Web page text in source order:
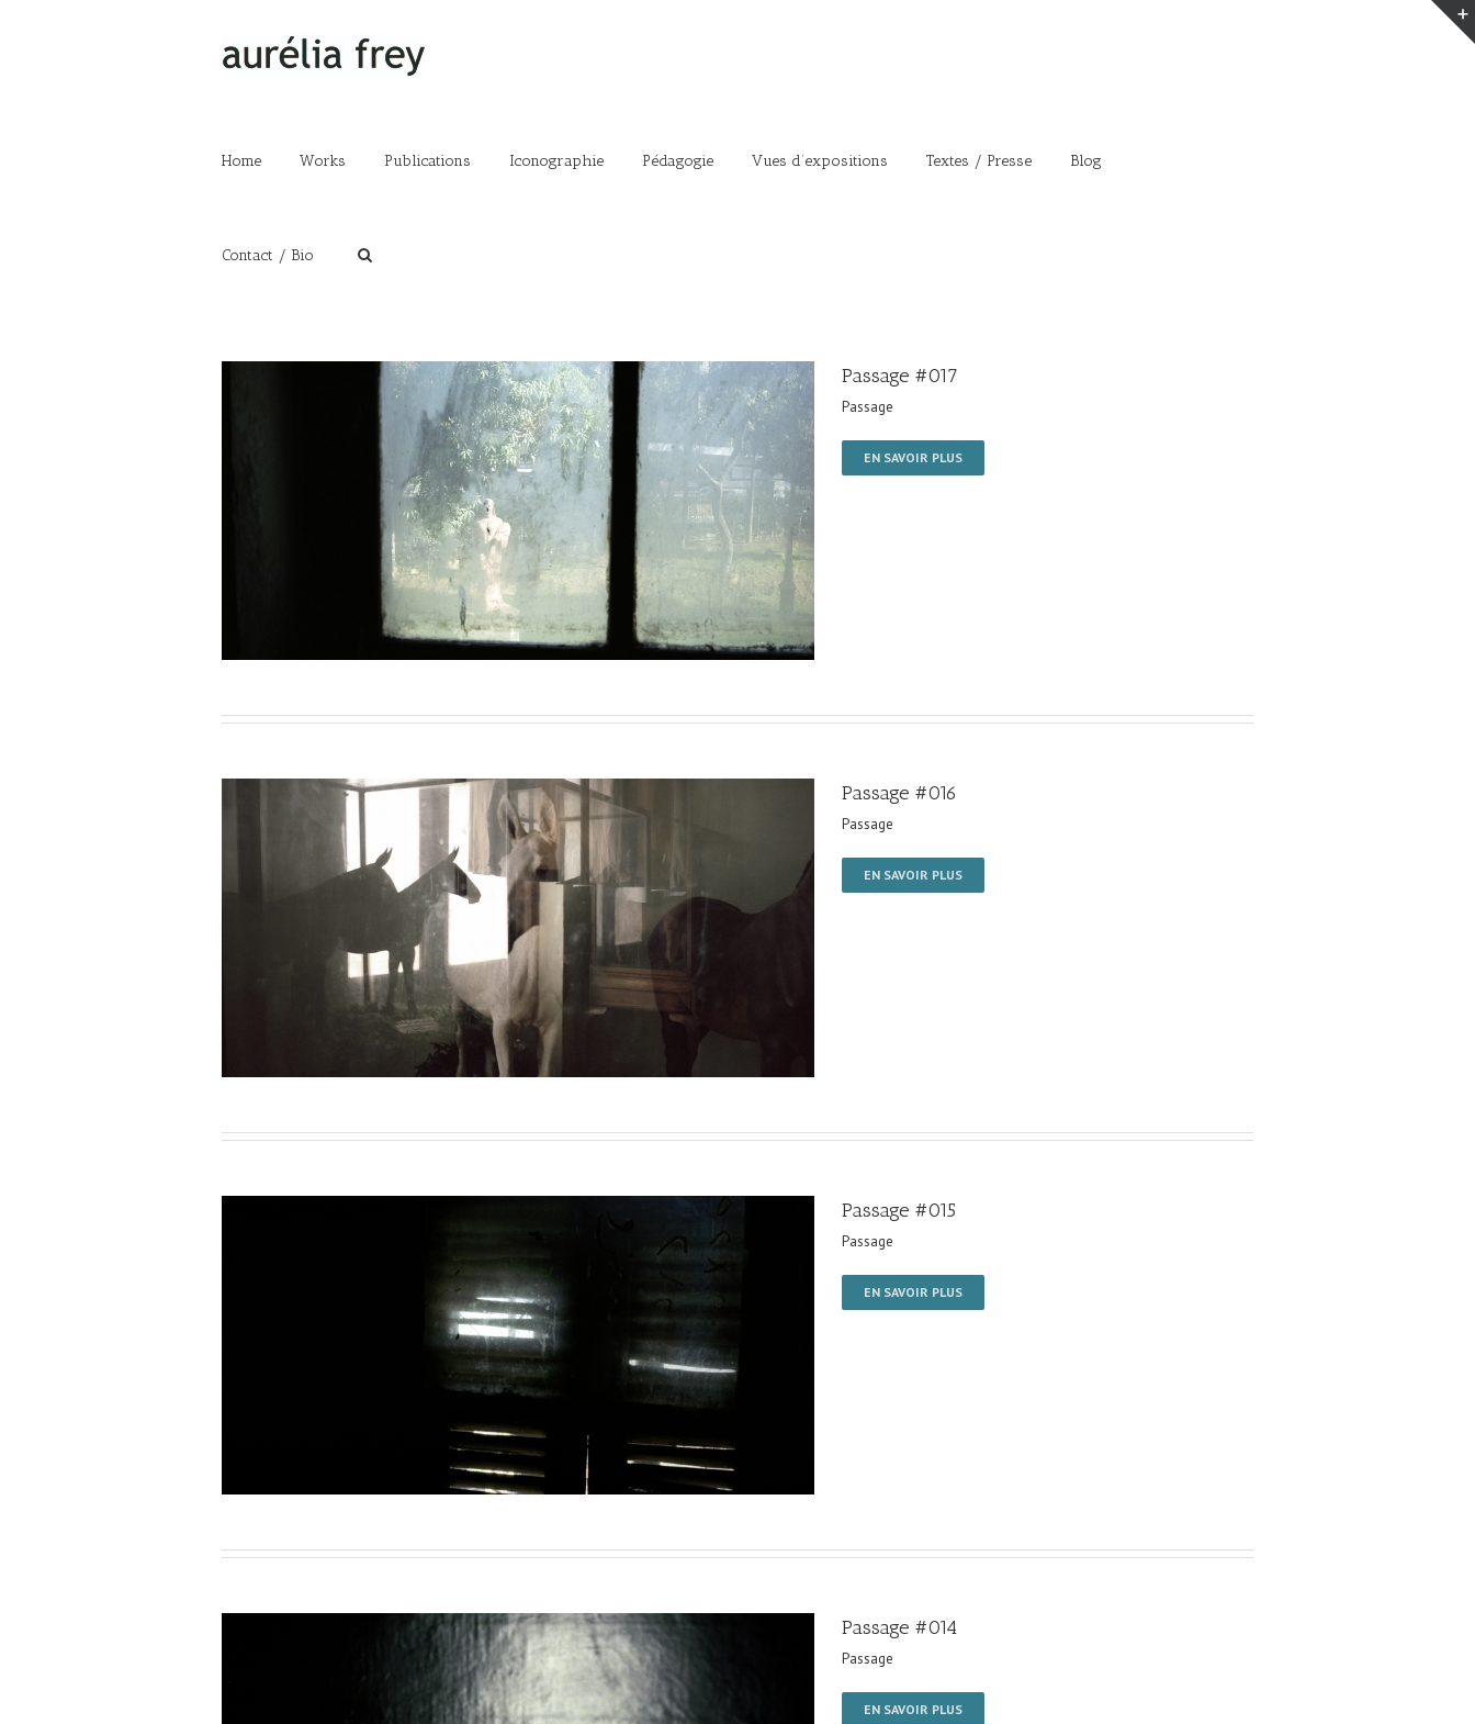
Home Works Publications Iconographie Pédagogie Vues d’expositions Textes / Presse Blog
Contact / Bio
Passage #017
Passage
EN SAVOIR PLUS
Passage #016
Passage
EN SAVOIR PLUS
Passage #015
Passage
EN SAVOIR PLUS
Passage #014
Passage
EN SAVOIR PLUS